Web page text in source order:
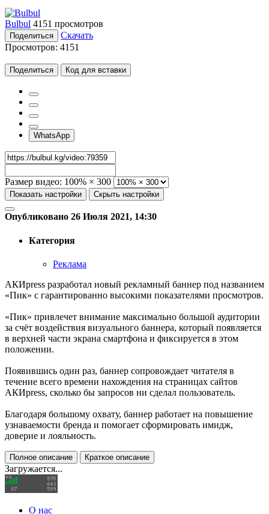
Bulbul 4151 просмотров
Поделиться
Скачать
Просмотров: 4151
Поделиться Код для вставки
WhatsApp
Размер видео: 100% × 300
Показать настройки Скрыть настройки
Опубликовано 26 Июля 2021, 14:30
Категория
Реклама
АКИpress разработал новый рекламный баннер под названием
«Пик» с гарантированно высокими показателями просмотров.
«Пик» привлечет внимание максимально большой аудитории
за счёт воздействия визуального баннера, который появляется
в верхней части экрана смартфона и фиксируется в этом
положении.
Появившись один раз, баннер сопровождает читателя в
течение всего времени нахождения на страницах сайтов
АКИpress, сколько бы запросов ни сделал пользователь.
Благодаря большому охвату, баннер работает на повышение
узнаваемости бренда и помогает сформировать имидж,
доверие и лояльность.
Полное описание Краткое описание
Загружается...
О нас